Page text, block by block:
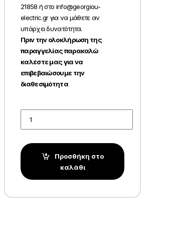
21858 ή στο info@georgiou-
electric.gr για να μάθετε αν
υπάρχει δυνατότητα.
Πριν την ολοκλήρωση της
παραγγελίας παρακαλώ
καλέστε μας για να
επιβεβαιώσουμε την
διαθεσιμότητα
Προσθήκη στο
καλάθι